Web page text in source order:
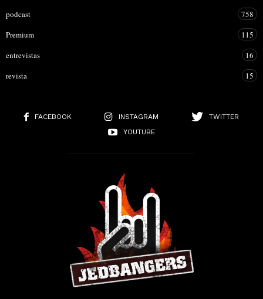
podcast
758
Premium
115
entrevistas
16
revista
15
FACEBOOK INSTAGRAM
TWITTER
YOUTUBE